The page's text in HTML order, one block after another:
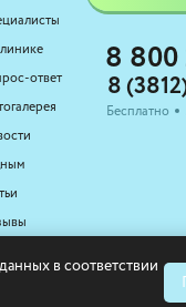
ответ
8 800
8
Бесплатно
в соответствии